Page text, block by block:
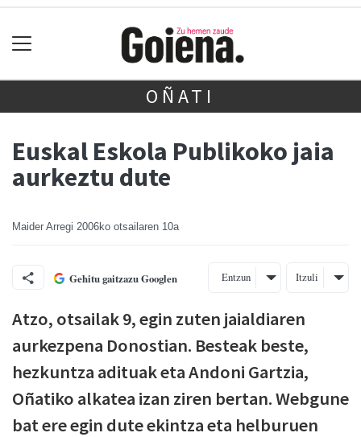
OÑATI
Euskal Eskola Publikoko jaia
aurkeztu dute
Maider Arregi 2006ko otsailaren 10a
Gehitu gaitzazu Googlen Entzun Itzuli
Atzo, otsailak 9, egin zuten jaialdiaren
aurkezpena Donostian. Besteak beste,
hezkuntza adituak eta Andoni Gartzia,
Oñatiko alkatea izan ziren bertan. Webgune
bat ere egin dute ekintza eta helburuen